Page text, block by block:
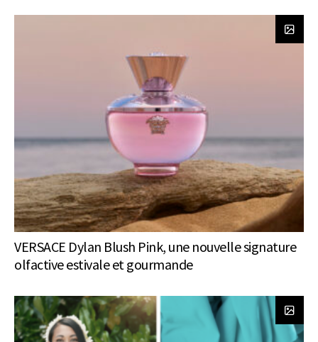
VERSACE Dylan Blush Pink, une nouvelle signature
olfactive estivale et gourmande